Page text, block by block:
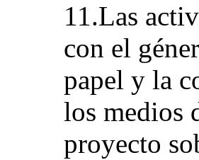
11.Las
con el
papel y la
los medios
proyecto